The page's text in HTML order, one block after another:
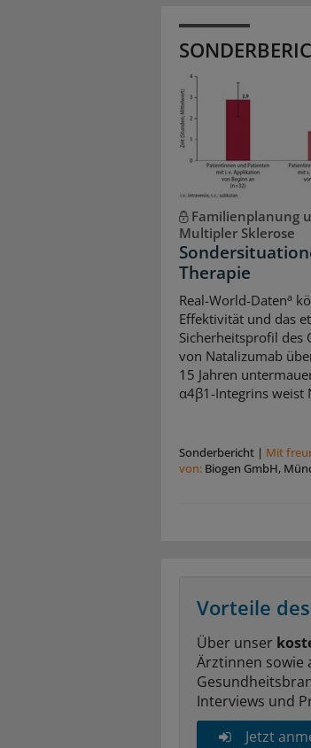
Familienplanung
Multipler Sklerose
Therapie
Real-World-Datena
Effektivität und das
Sicherheitsprofil
von Natalizumab
15 Jahren
α4β1-Integrins weist
Sonderbericht | Mit
von: Biogen GmbH,
Vorteile
Über unser
Ärztinnen sowie
Interviews und
Jetzt